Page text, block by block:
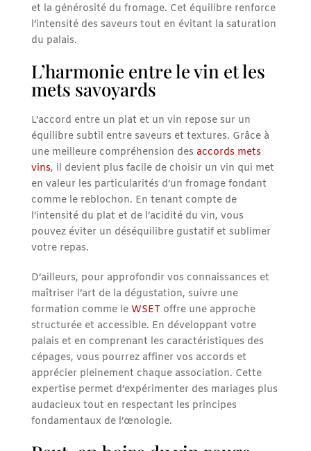
et la générosité du fromage. Cet équilibre renforce
l’intensité des saveurs tout en évitant la saturation
du palais.
L’harmonie entre le vin et les
mets savoyards
L’accord entre un plat et un vin repose sur un
équilibre subtil entre saveurs et textures. Grâce à
une meilleure compréhension des accords mets
vins, il devient plus facile de choisir un vin qui met
en valeur les particularités d’un fromage fondant
comme le reblochon. En tenant compte de
l’intensité du plat et de l’acidité du vin, vous
pouvez éviter un déséquilibre gustatif et sublimer
votre repas.
D’ailleurs, pour approfondir vos connaissances et
maîtriser l’art de la dégustation, suivre une
formation comme le WSET offre une approche
structurée et accessible. En développant votre
palais et en comprenant les caractéristiques des
cépages, vous pourrez affiner vos accords et
apprécier pleinement chaque association. Cette
expertise permet d’expérimenter des mariages plus
audacieux tout en respectant les principes
fondamentaux de l’œnologie.